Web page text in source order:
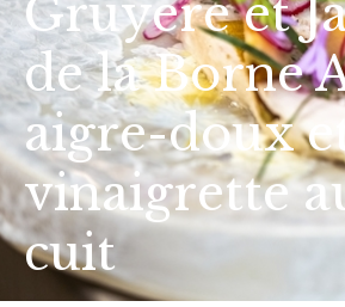
Gruyère et
de la Borne
aigre-doux
vinaigrette
cuit